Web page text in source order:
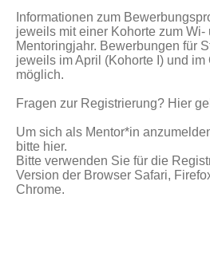
Informationen zum
jeweils mit einer Kohorte zum
Mentoringjahr. Bewerbungen für
jeweils im April (Kohorte I) und im
möglich.
Fragen zur Registrierung? Hier
Um sich als Mentor*in
bitte hier.
Bitte verwenden Sie für die
Version der Browser Safari,
Chrome.